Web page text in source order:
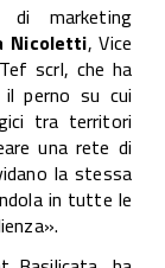
marketing
Nicoletti, Vice
scrl, che ha
perno su cui
tra territori
una rete di
la stessa
in tutte le